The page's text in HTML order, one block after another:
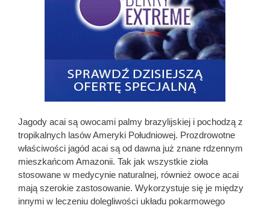
Jagody acai są owocami palmy brazylijskiej i pochodzą z
tropikalnych lasów Ameryki Południowej. Prozdrowotne
właściwości jagód acai są od dawna już znane rdzennym
mieszkańcom Amazonii. Tak jak wszystkie zioła
stosowane w medycynie naturalnej, również owoce acai
mają szerokie zastosowanie. Wykorzystuje się je między
innymi w leczeniu dolegliwości układu pokarmowego